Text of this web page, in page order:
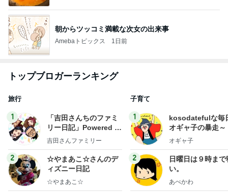
朝からツッコミ満載な次女の出来事
Amebaトピックス 1日前
トップブロガーランキング
旅行
1
「吉田さんちのファミ
リー日記」Powered b
y Ameba 吉田さんファ
ログ
吉田さんファミリー
2
☆やまあこ☆さんのデ
ィズニー日記
☆やまあこ☆
子育て
1
kosodatefulな毎
オギャ子の暴走～
オギャ子
2
日曜日は９時まで
い。
あべかわ